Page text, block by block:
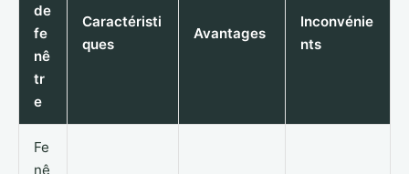
de
fe
nê
tr
e
Caractéristi
ques
Avantages
Inconvénie
nts
Fe
nê